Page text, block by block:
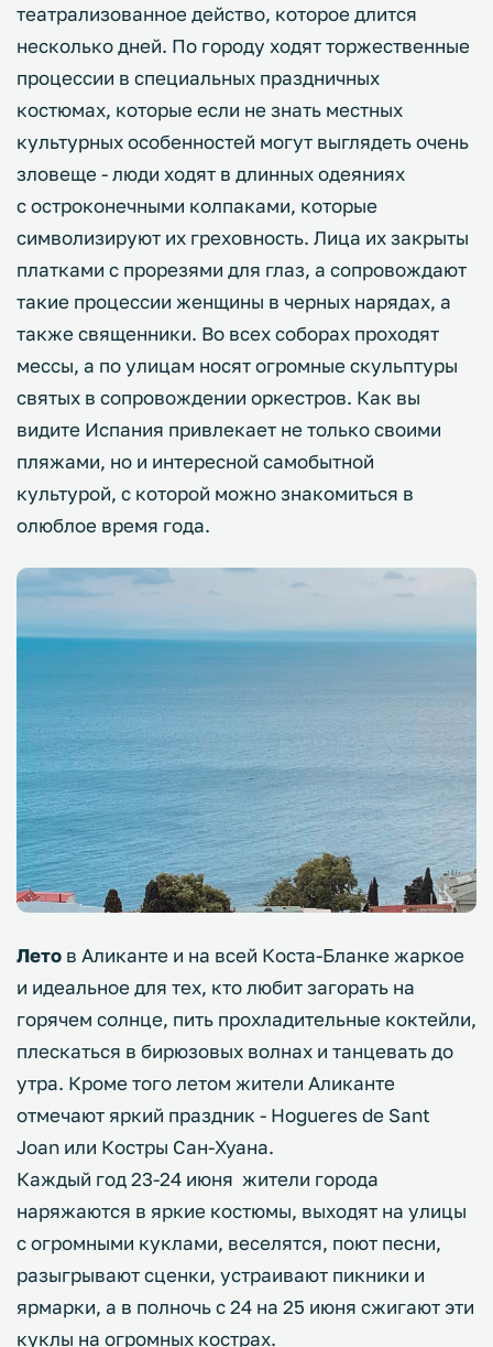
театрализованное действо, которое длится
несколько дней. По городу ходят торжественные
процессии в специальных праздничных
костюмах, которые если не знать местных
культурных особенностей могут выглядеть очень
зловеще - люди ходят в длинных одеяниях
с остроконечными колпаками, которые
символизируют их греховность. Лица их закрыты
платками с прорезями для глаз, а сопровождают
такие процессии женщины в черных нарядах, а
также священники. Во всех соборах проходят
мессы, а по улицам носят огромные скульптуры
святых в сопровождении оркестров. Как вы
видите Испания привлекает не только своими
пляжами, но и интересной самобытной
культурой, с которой можно знакомиться в
олюблое время года.
Лето в Аликанте и на всей Коста-Бланке жаркое
и идеальное для тех, кто любит загорать на
горячем солнце, пить прохладительные коктейли,
плескаться в бирюзовых волнах и танцевать до
утра. Кроме того летом жители Аликанте
отмечают яркий праздник - Hogueres de Sant
Joan или Костры Сан-Хуана.
Каждый год 23-24 июня жители города
наряжаются в яркие костюмы, выходят на улицы
с огромными куклами, веселятся, поют песни,
разыгрывают сценки, устраивают пикники и
ярмарки, а в полночь с 24 на 25 июня сжигают эти
куклы на огромных кострах.